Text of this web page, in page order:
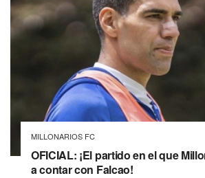
MILLONARIOS FC
OFICIAL: ¡El partido en el que
a contar con Falcao!